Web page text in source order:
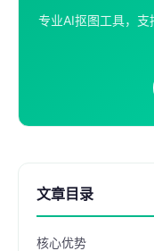
专业AI抠图工具，
文章目录
核心优势